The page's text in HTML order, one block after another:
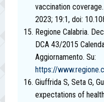
vaccination
2023; 19:1, doi:
Regione Calabria.
DCA 43/2015
Aggiornamento. Su:
https://
Giuffrida S, Seta G,
expectations of